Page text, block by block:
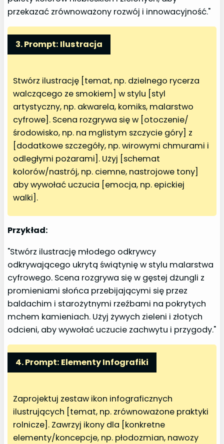
przekazać zrównoważony rozwój i innowacyjność."
3. Prompt: Ilustracja
Stwórz ilustrację [temat, np. dzielnego rycerza
walczącego ze smokiem] w stylu [styl
artystyczny, np. akwarela, komiks, malarstwo
cyfrowe]. Scena rozgrywa się w [otoczenie/
środowisko, np. na mglistym szczycie góry] z
[dodatkowe szczegóły, np. wirowymi chmurami i
odległymi pożarami]. Użyj [schemat
kolorów/nastrój, np. ciemne, nastrojowe tony]
aby wywołać uczucia [emocja, np. epickiej
walki].
Przykład:
"Stwórz ilustrację młodego odkrywcy
odkrywającego ukrytą świątynię w stylu malarstwa
cyfrowego. Scena rozgrywa się w gęstej dżungli z
promieniami słońca przebijającymi się przez
baldachim i starożytnymi rzeźbami na pokrytych
mchem kamieniach. Użyj żywych zieleni i złotych
odcieni, aby wywołać uczucie zachwytu i przygody."
4. Prompt: Elementy Infografiki
Zaprojektuj zestaw ikon infograficznych
ilustrujących [temat, np. zrównoważone praktyki
rolnicze]. Zawrzyj ikony dla [konkretne
elementy/koncepcje, np. płodozmian, nawozy